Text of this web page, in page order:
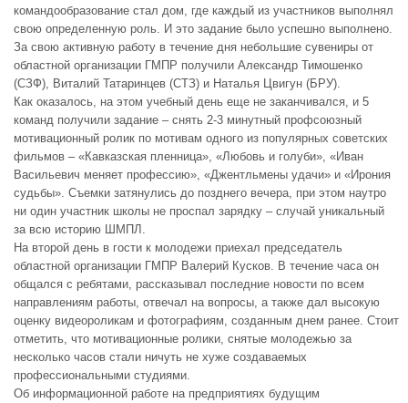
командообразование стал дом, где каждый из участников выполнял
свою определенную роль. И это задание было успешно выполнено.
За свою активную работу в течение дня небольшие сувениры от
областной организации ГМПР получили Александр Тимошенко
(СЗФ), Виталий Татаринцев (СТЗ) и Наталья Цвигун (БРУ).
Как оказалось, на этом учебный день еще не заканчивался, и 5
команд получили задание – снять 2-3 минутный профсоюзный
мотивационный ролик по мотивам одного из популярных советских
фильмов – «Кавказская пленница», «Любовь и голуби», «Иван
Васильевич меняет профессию», «Джентльмены удачи» и «Ирония
судьбы». Съемки затянулись до позднего вечера, при этом наутро
ни один участник школы не проспал зарядку – случай уникальный
за всю историю ШМПЛ.
На второй день в гости к молодежи приехал председатель
областной организации ГМПР Валерий Кусков. В течение часа он
общался с ребятами, рассказывал последние новости по всем
направлениям работы, отвечал на вопросы, а также дал высокую
оценку видеороликам и фотографиям, созданным днем ранее. Стоит
отметить, что мотивационные ролики, снятые молодежью за
несколько часов стали ничуть не хуже создаваемых
профессиональными студиями.
Об информационной работе на предприятиях будущим